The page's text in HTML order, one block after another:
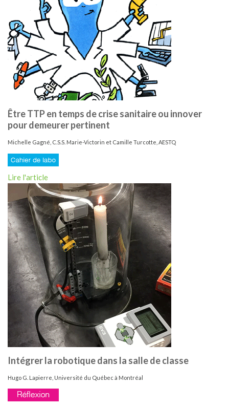
Être TTP en temps de crise sanitaire ou innover
pour demeurer pertinent
Michelle Gagné, C.S.S. Marie-Victorin et Camille Turcotte, AESTQ
Lire l'article
Intégrer la robotique dans la salle de classe
Hugo G. Lapierre, Université du Québec à Montréal